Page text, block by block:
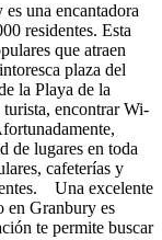
una encantadora
residentes. Esta
que atraen
plaza del
la Playa de la
encontrar Wi-
de lugares en toda
cafeterías y
Una excelente
en Granbury es
te permite buscar